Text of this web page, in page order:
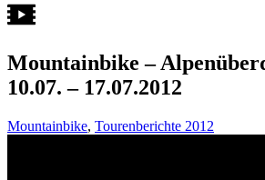
Mountainbike –
10.07. – 17.07.2012
Mountainbike, Tourenberichte 2012